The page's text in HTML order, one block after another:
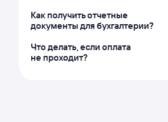
Как получить отчетные
документы для бухгалтерии?
Что делать, если оплата
не проходит?